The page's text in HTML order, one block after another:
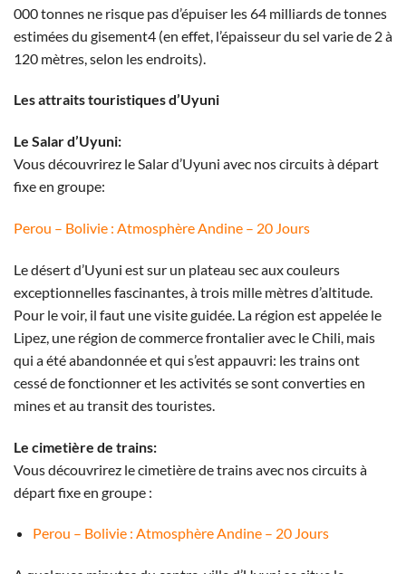
000 tonnes ne risque pas d’épuiser les 64 milliards de tonnes
estimées du gisement4 (en effet, l’épaisseur du sel varie de 2 à
120 mètres, selon les endroits).
Les attraits touristiques d’Uyuni
Le Salar d’Uyuni:
Vous découvrirez le Salar d’Uyuni avec nos circuits à départ
fixe en groupe:
Perou – Bolivie : Atmosphère Andine – 20 Jours
Le désert d’Uyuni est sur un plateau sec aux couleurs
exceptionnelles fascinantes, à trois mille mètres d’altitude.
Pour le voir, il faut une visite guidée. La région est appelée le
Lipez, une région de commerce frontalier avec le Chili, mais
qui a été abandonnée et qui s’est appauvri: les trains ont
cessé de fonctionner et les activités se sont converties en
mines et au transit des touristes.
Le cimetière de trains:
Vous découvrirez le cimetière de trains avec nos circuits à
départ fixe en groupe :
Perou – Bolivie : Atmosphère Andine – 20 Jours